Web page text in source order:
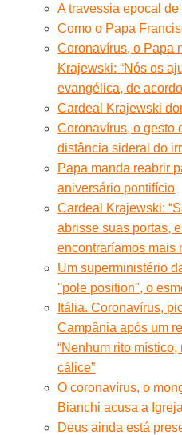
A travessia epocal
Como o Papa
Coronavírus, o Papa
Krajewski: “Nós os
evangélica, de
Cardeal Krajewski
Coronavírus, o gesto
distância sideral do
Papa manda reabrir
aniversário pontifício
Cardeal Krajewski:
abrisse suas portas,
encontraríamos mais
Um superministério
''pole position'', o
Itália. Coronavírus,
Campânia após um
“Nenhum rito
cálice”
O coronavírus, o
Bianchi acusa a
Deus ainda está